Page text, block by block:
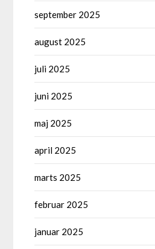
september 2025
august 2025
juli 2025
juni 2025
maj 2025
april 2025
marts 2025
februar 2025
januar 2025